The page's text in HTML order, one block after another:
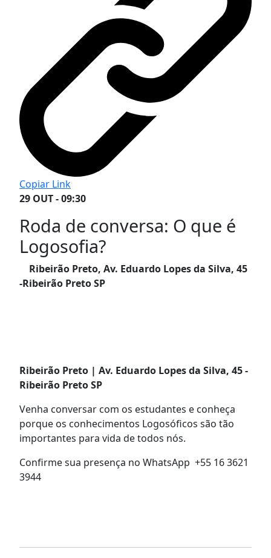
Copiar Link
29 OUT - 09:30
Roda de conversa: O que é
Logosofia?
Ribeirão Preto, Av. Eduardo Lopes da Silva, 45
-Ribeirão Preto SP
Ribeirão Preto | Av. Eduardo Lopes da Silva, 45 -
Ribeirão Preto SP
Venha conversar com os estudantes e conheça
porque os conhecimentos Logosóficos são tão
importantes para vida de todos nós.
Confirme sua presença no WhatsApp +55 16 3621
3944